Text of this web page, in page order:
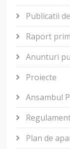
Publicatii
Raport
Anunturi
Proiecte
Ansambul
Plan de